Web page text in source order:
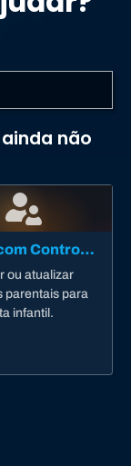
não
Ajuda com Controle dos Pais
ou atualizar
parentais para
infantil.